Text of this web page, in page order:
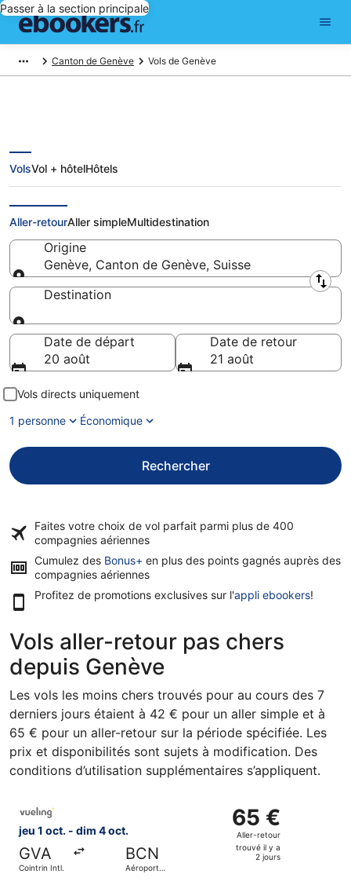
Passer à la section principale
Canton de Genève Vols de Genève
Vols pas cher au départ de
Genève
VolsVol + hôtelHôtels
Aller-retourAller simpleMultidestination
Origine
Genève, Canton de Genève, Suisse
Origine
Destination
Destination
Date de départ
20 août
Date de retour
21 août
Vols directs uniquement
1 personne
Économique
Rechercher
Faites votre choix de vol parfait parmi plus de 400
compagnies aériennes
Cumulez des Bonus+ en plus des points gagnés auprès des
compagnies aériennes
Profitez de promotions exclusives sur l'appli ebookers!
Vols aller-retour pas chers
depuis Genève
Les vols les moins chers trouvés pour au cours des 7
derniers jours étaient à 42 € pour un aller simple et à
65 € pour un aller-retour sur la période spécifiée. Les
prix et disponibilités sont sujets à modification. Des
conditions d’utilisation supplémentaires s’appliquent.
jeu 1 oct. - dim 4 oct.
GVA
Cointrin Intl.
BCN
Aéroport
65 €
Aller-
retour,
trouvé
65 €
Aller-retour
trouvé il y a
2 jours